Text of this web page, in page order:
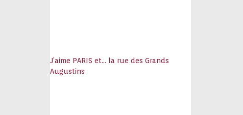
J’aime PARIS et… la rue des Grands
Augustins